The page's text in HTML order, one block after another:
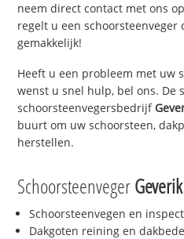
neem direct contact met ons
regelt u een schoorsteenveger
gemakkelijk!
Heeft u een probleem met uw
wenst u snel hulp, bel ons. De
schoorsteenvegersbedrijf
buurt om uw schoorsteen,
herstellen.
SchoorsteenvegerGeverik
Schoorsteenvegen en
Dakgoten reining en